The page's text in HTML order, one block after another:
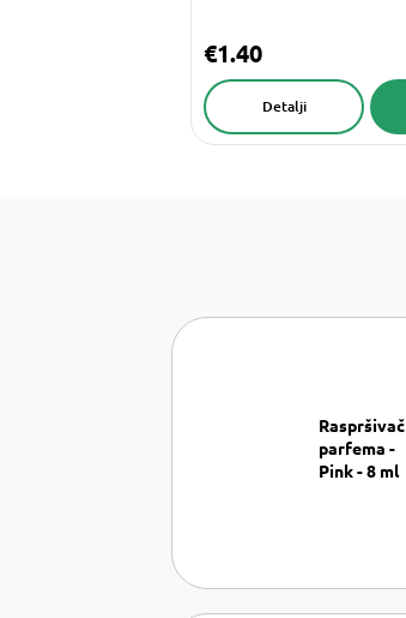
€1.40
Detalji
Raspršivač
parfema -
Pink - 8 ml